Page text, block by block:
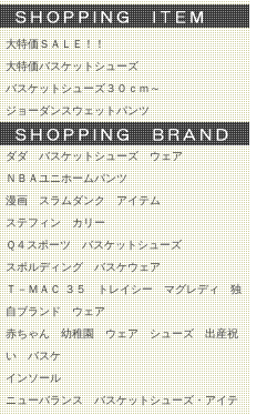
大特価ＳＡＬＥ！！
大特価バスケットシューズ
バスケットシューズ３０ｃｍ～
ジョーダンスウェットパンツ
ダダ バスケットシューズ ウェア
ＮＢＡユニホームパンツ
漫画 スラムダンク アイテム
ステフィン カリー
Ｑ４スポーツ バスケットシューズ
スポルディング バスケウェア
Ｔ－ＭＡＣ ３５ トレイシー マグレディ 独
自ブランド ウェア
赤ちゃん 幼稚園 ウェア シューズ 出産祝
い バスケ
インソール
ニューバランス バスケットシューズ・アイテ